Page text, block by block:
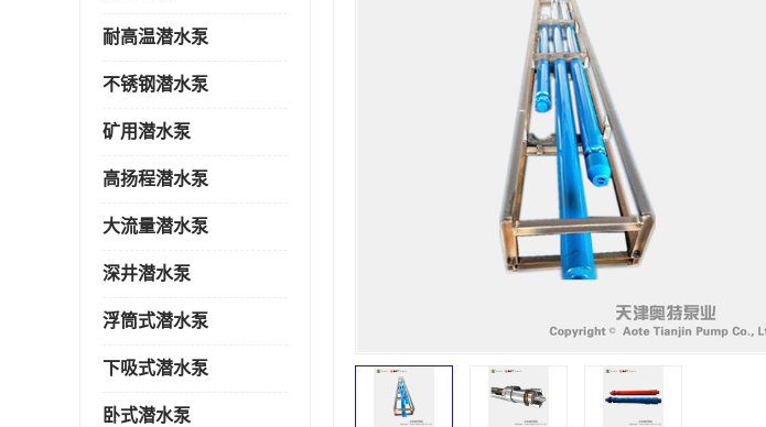
耐高温潜水泵
不锈钢潜水泵
矿用潜水泵
高扬程潜水泵
大流量潜水泵
深井潜水泵
浮筒式潜水泵
下吸式潜水泵
卧式潜水泵